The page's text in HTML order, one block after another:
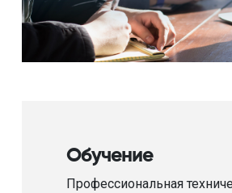
Обучение
Профессиональная